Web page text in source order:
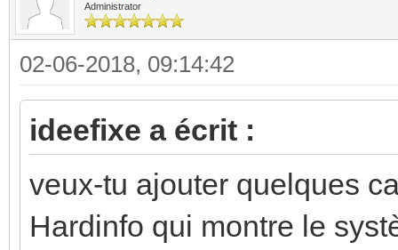
Administrator
02-06-2018, 09:14:42
ideefixe a écrit :
veux-tu ajouter quelques
Hardinfo qui montre le